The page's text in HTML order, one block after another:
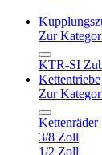
Zur
KTR-SI
Kettentriebe
Zur
Kettenräder
3/8 Zoll
1/2 Zoll